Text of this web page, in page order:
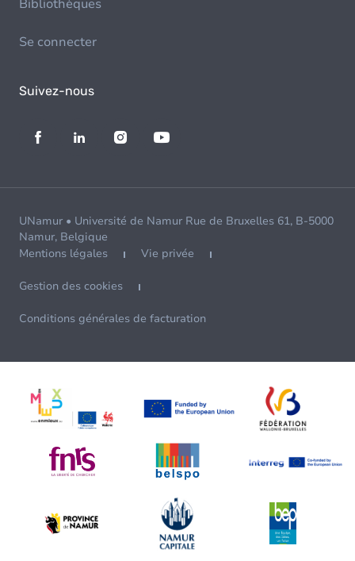
Bibliothèques
Se connecter
Suivez-nous
UNamur • Université de Namur Rue de Bruxelles 61, B-5000
Namur, Belgique
Mentions légales
Vie privée
Gestion des cookies
Conditions générales de facturation